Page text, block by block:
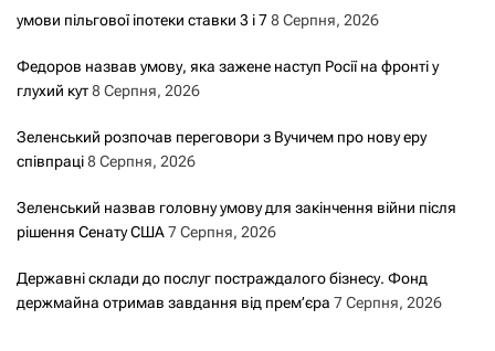
умови пільгової іпотеки ставки 3 і 78 Серпня, 2026
Федоров назвав умову, яка зажене наступ Росії на фронті у
глухий кут8 Серпня, 2026
Зеленський розпочав переговори з Вучичем про нову еру
співпраці8 Серпня, 2026
Зеленський назвав головну умову для закінчення війни після
рішення Сенату США7 Серпня, 2026
Державні склади до послуг постраждалого бізнесу. Фонд
держмайна отримав завдання від прем’єра 7 Серпня, 2026